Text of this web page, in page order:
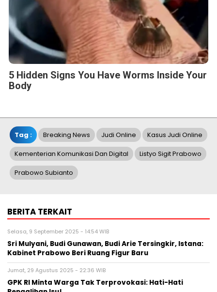
5 Hidden Signs You Have Worms Inside Your
Body
Tag : Breaking News Judi Online Kasus Judi Online
Kementerian Komunikasi Dan Digital Listyo Sigit Prabowo
Prabowo Subianto
BERITA TERKAIT
Selasa, 9 September 2025 - 14:54 WIB
Sri Mulyani, Budi Gunawan, Budi Arie Tersingkir, Istana:
Kabinet Prabowo Beri Ruang Figur Baru
Jumat, 29 Agustus 2025 - 22:36 WIB
GPK RI Minta Warga Tak Terprovokasi: Hati-Hati